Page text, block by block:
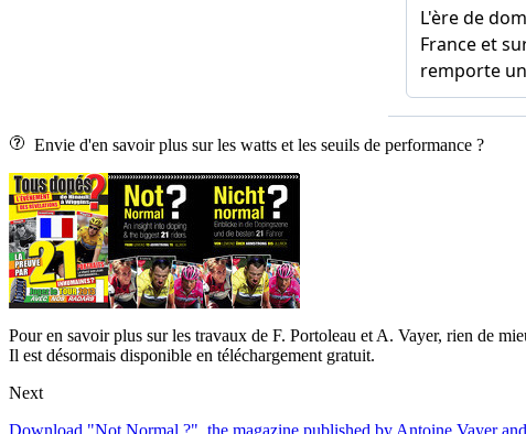
Envie d'en savoir plus sur les watts et les seuils de performance ?
Pour en savoir plus sur les travaux de F. Portoleau et A. Vayer, rien de
Il est désormais disponible en téléchargement gratuit.
Next